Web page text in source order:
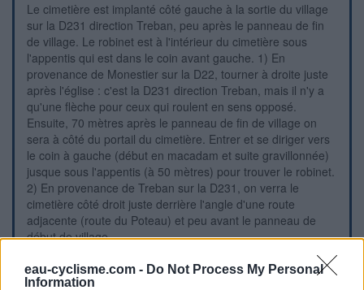
eau-cyclisme.com - Do Not Process My Personal
Information
Le cimetière est implanté côté gauche à la sortie du village
sur la D231 direction Treban, peu après le panneau de fin
de village. Le robinet est à l'intérieur du cimetière sous
l'appentis qui est dans le coin avant gauche. 1) En
provenance de Monestier sur la D22, tourner à droite juste
après l'église : c'est la D231 direction Treban, mais il n'y a
qu'une flèche pour ceux qui roulent en sens opposé.
Ensuite, 70 mètres après le panneau de fin de village on
sera à côté du portail du cimetière. Entrer et se diriger vers
le coin à gauche (début en macadam et suite gravillonnée)
jusque sous l'appentis (à 50 mètres) pour trouver le robinet.
2) En provenance de Treban sur la D231, on verra le
cimetière côté droit juste derrière l'angle d'une route
adjacente (route du Poteau) et peu avant le panneau de
début de village.
Repères visuels